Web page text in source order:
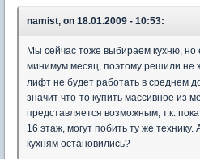
namist, on 18.01.2009 - 10:53:
Мы сейчас тоже выбираем кухню, но
минимум месяц, поэтому решили не
лифт не будет работать в среднем
значит что-то купить массивное из
представляется возможным, т.к.
16 этаж, могут побить ту же
кухням остановились?